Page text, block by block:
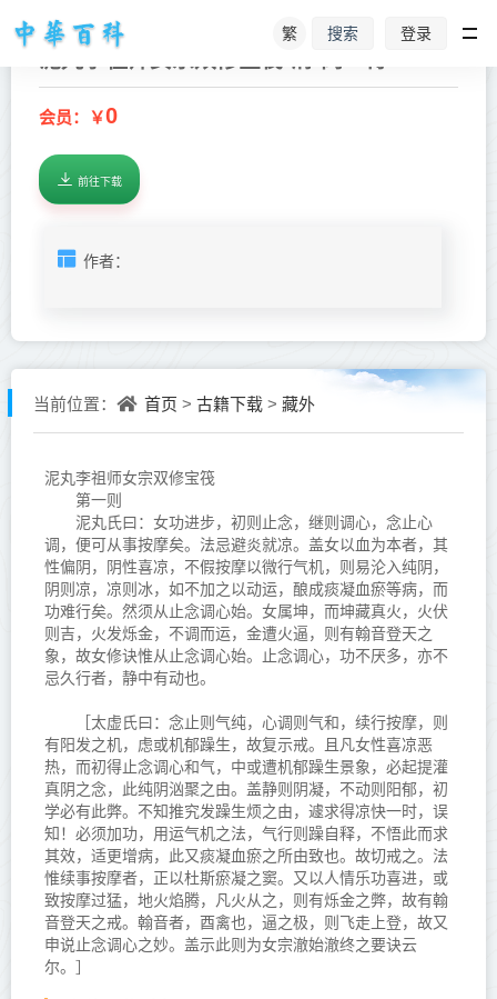
繁 搜索 登录
会员：￥0
前往下载
作者：
当前位置： 首页 > 古籍下载 > 藏外
泥丸李祖师女宗双修宝筏
第一则
泥丸氏曰：女功进步，初则止念，继则调心，念止心
调，便可从事按摩矣。法忌避炎就凉。盖女以血为本者，其
性偏阴，阴性喜凉，不假按摩以微行气机，则易沦入纯阴，
阴则凉，凉则冰，如不加之以动运，酿成痰凝血瘀等病，而
功难行矣。然须从止念调心始。女属坤，而坤藏真火，火伏
则吉，火发烁金，不调而运，金遭火逼，则有翰音登天之
象，故女修诀惟从止念调心始。止念调心，功不厌多，亦不
忌久行者，静中有动也。
［太虚氏曰：念止则气纯，心调则气和，续行按摩，则
有阳发之机，虑或机郁躁生，故复示戒。且凡女性喜凉恶
热，而初得止念调心和气，中或遭机郁躁生景象，必起提灌
真阴之念，此纯阴汹聚之由。盖静则阴凝，不动则阳郁，初
学必有此弊。不知推究发躁生烦之由，遽求得凉快一时，误
知！必须加功，用运气机之法，气行则躁自释，不悟此而求
其效，适更增病，此又痰凝血瘀之所由致也。故切戒之。法
惟续事按摩者，正以杜斯瘀凝之窦。又以人情乐功喜进，或
致按摩过猛，地火焰腾，凡火从之，则有烁金之弊，故有翰
音登天之戒。翰音者，酉禽也，逼之极，则飞走上登，故又
申说止念调心之妙。盖示此则为女宗澈始澈终之要诀云
尔。］